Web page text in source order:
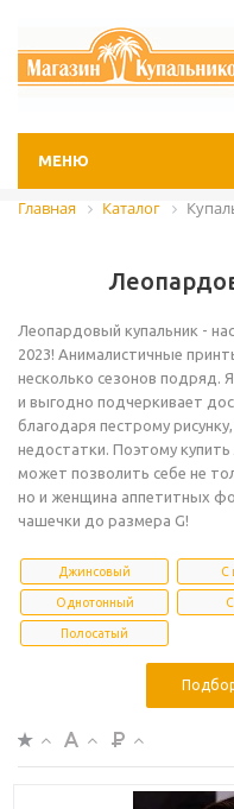
МЕНЮ
Главная Каталог
Леопардовый купальник -
2023! Анималистичные
несколько сезонов подряд.
и выгодно подчеркивает
благодаря пестрому
недостатки. Поэтому купить
может позволить себе не
но и женщина аппетитных
чашечки до размера G!
Джинсовый С
Однотонный
Полосатый